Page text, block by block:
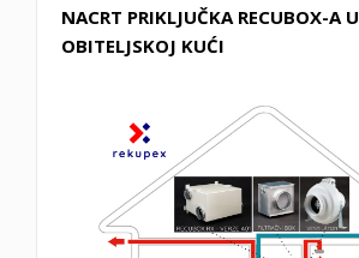
NACRT PRIKLJUČKA RECUBOX-A U
OBITELJSKOJ KUĆI